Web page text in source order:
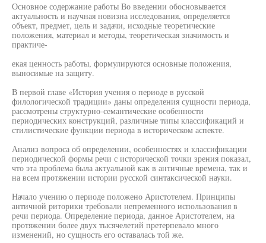
Основное содержание работы Во введении обосновывается
актуальность и научная новизна исследования, определяется
объект, предмет, цель и задачи, исходные теоретические
положения, материал и методы, теоретическая значимость и
практиче-
екая ценность работы, формулируются основные положения,
выносимые на защиту.
В первой главе «История учения о периоде в русской
филологической традиции» даны определения сущности периода,
рассмотрены структурно-семантические особенности
периодических конструкций, различные типы классификаций и
стилистические функции периода в историческом аспекте.
Анализ вопроса об определении, особенностях и классификации
периодической формы речи с исторической точки зрения показал,
что эта проблема была актуальной как в античные времена, так и
на всем протяжении истории русской синтаксической науки.
Начало учению о периоде положено Аристотелем. Принципы
античной риторики требовали непременного использования в
речи периода. Определение периода, данное Аристотелем, на
протяжении более двух тысячелетий претерпевало много
изменений, но сущность его оставалась той же.